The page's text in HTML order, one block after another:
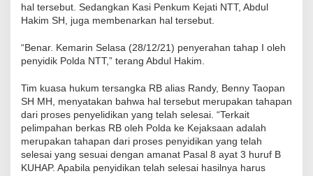
hal tersebut. Sedangkan Kasi Penkum Kejati NTT, Abdul
Hakim SH, juga membenarkan hal tersebut.
“Benar. Kemarin Selasa (28/12/21) penyerahan tahap I oleh
penyidik Polda NTT,” terang Abdul Hakim.
Tim kuasa hukum tersangka RB alias Randy, Benny Taopan
SH MH, menyatakan bahwa hal tersebut merupakan tahapan
dari proses penyelidikan yang telah selesai. “Terkait
pelimpahan berkas RB oleh Polda ke Kejaksaan adalah
merupakan tahapan dari proses penyidikan yang telah
selesai yang sesuai dengan amanat Pasal 8 ayat 3 huruf B
KUHAP. Apabila penyidikan telah selesai hasilnya harus